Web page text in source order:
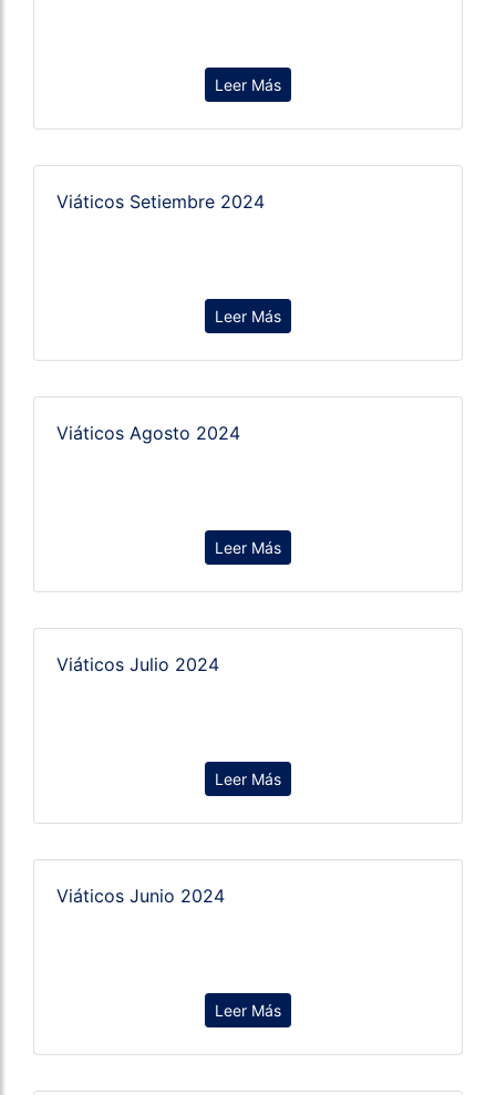
Leer Más
Viáticos Setiembre 2024
Leer Más
Viáticos Agosto 2024
Leer Más
Viáticos Julio 2024
Leer Más
Viáticos Junio 2024
Leer Más